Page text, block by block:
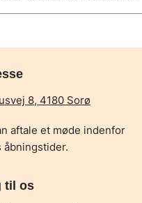
8, 4180 Sorø
aftale et møde indenfor
åbningstider.
til os